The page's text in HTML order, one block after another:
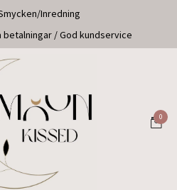
Inredning
betalningar / God kundservice
0